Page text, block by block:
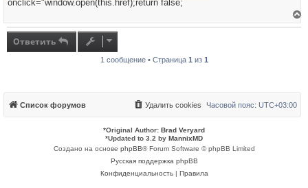
onclick="window.open(this.href);return false;
Ответить
1 сообщение • Страница 1 из 1
Список форумов Часовой пояс: UTC+03:00
Удалить cookies
*Original Author: Brad Veryard
*Updated to 3.2 by MannixMD
Создано на основе phpBB® Forum Software © phpBB Limited
Русская поддержка phpBB
Конфиденциальность| Правила